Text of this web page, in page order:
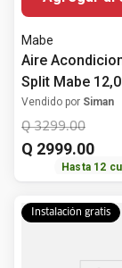
Mabe
Aire
Split Mabe
Vendido por Siman
Q 3299.00
Q 2999.00
Hasta 12
Instalación gratis